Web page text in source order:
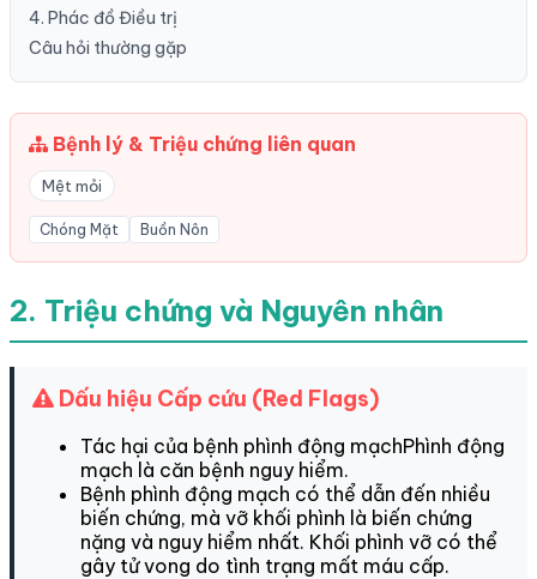
4. Phác đồ Điều trị
Câu hỏi thường gặp
Bệnh lý & Triệu chứng liên quan
Mệt mỏi
Chóng Mặt Buồn Nôn
2. Triệu chứng và Nguyên nhân
Dấu hiệu Cấp cứu (Red Flags)
Tác hại của bệnh phình động mạchPhình động
mạch là căn bệnh nguy hiểm.
Bệnh phình động mạch có thể dẫn đến nhiều
biến chứng, mà vỡ khối phình là biến chứng
nặng và nguy hiểm nhất. Khối phình vỡ có thể
gây tử vong do tình trạng mất máu cấp.